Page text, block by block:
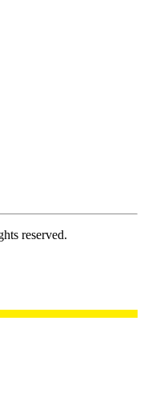
reserved.